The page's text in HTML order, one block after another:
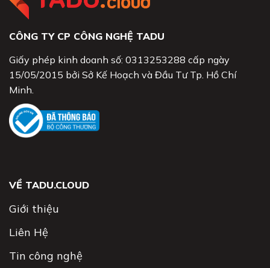
CÔNG TY CP CÔNG NGHỆ TADU
Giấy phép kinh doanh số: 0313253288 cấp ngày
15/05/2015 bởi Sở Kế Hoạch và Đầu Tư Tp. Hồ Chí
Minh.
VỀ TADU.CLOUD
Giới thiệu
Liên Hệ
Tin công nghệ